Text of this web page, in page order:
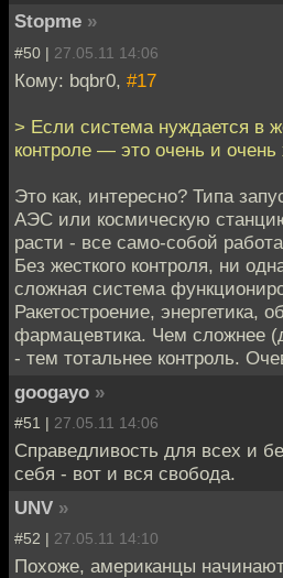
Stopme »
#50 | 27.05.11 14:06
Кому: bqbr0, #17
> Если система нуждается в
контроле — это очень и
Это как, интересно? Типа
АЭС или космическую
расти - все само-собой
Без жесткого контроля, ни
сложная система
Ракетостроение, энергетика,
фармацевтика. Чем сложнее
- тем тотальнее контроль.
googayo »
#51 | 27.05.11 14:06
Справедливость для всех и
себя - вот и вся свобода.
UNV »
#52 | 27.05.11 14:10
Похоже, американцы